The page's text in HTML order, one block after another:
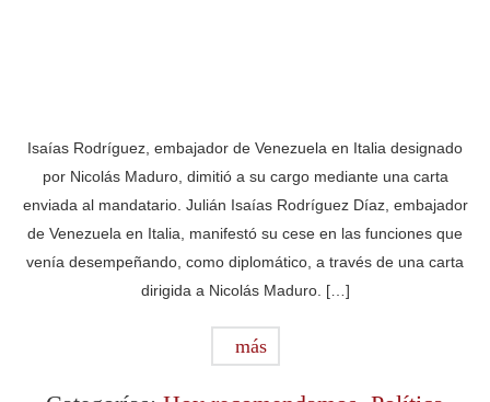
Isaías Rodríguez, embajador de Venezuela en Italia designado
por Nicolás Maduro, dimitió a su cargo mediante una carta
enviada al mandatario. Julián Isaías Rodríguez Díaz, embajador
de Venezuela en Italia, manifestó su cese en las funciones que
venía desempeñando, como diplomático, a través de una carta
dirigida a Nicolás Maduro. […]
más